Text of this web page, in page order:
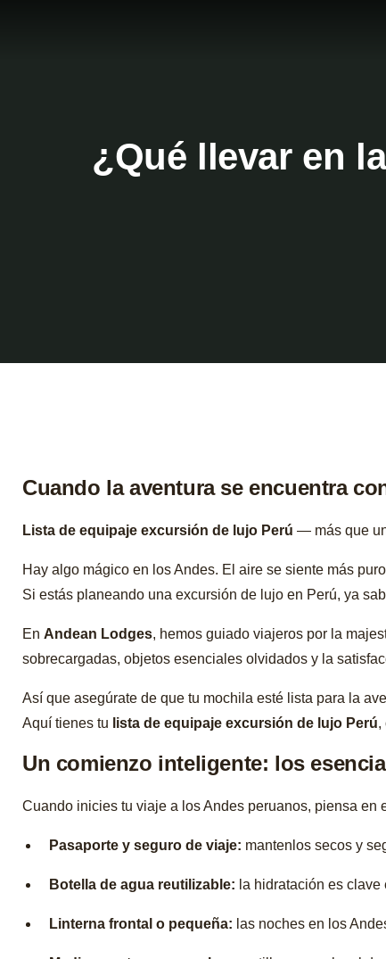
¿Qué llevar en
Cuando la aventura se encuentra
Lista de equipaje excursión de lujo Perú — más que
Hay algo mágico en los Andes. El aire se siente más
Si estás planeando una excursión de lujo en Perú, ya
En Andean Lodges, hemos guiado viajeros por la
sobrecargadas, objetos esenciales olvidados y la
Así que asegúrate de que tu mochila esté lista para la
Aquí tienes tu lista de equipaje excursión de lujo Perú,
Un comienzo inteligente: los
Cuando inicies tu viaje a los Andes peruanos, piensa
Pasaporte y seguro de viaje: mantenlos secos y
Botella de agua reutilizable: la hidratación es clave
Linterna frontal o pequeña: las noches en los